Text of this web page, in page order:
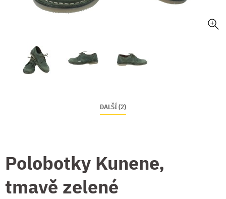
DALŠÍ (2)
Polobotky Kunene,
tmavě zelené